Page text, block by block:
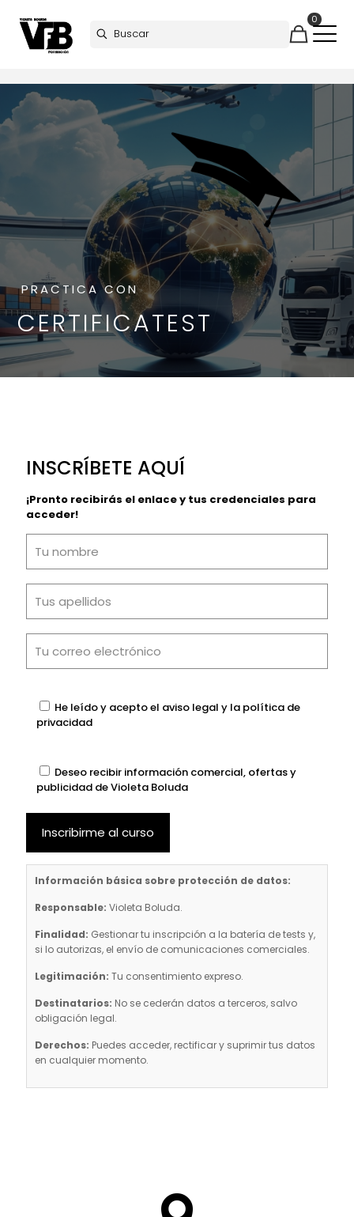
0
PRACTICA CON
CERTIFICATEST
INSCRÍBETE AQUÍ
¡Pronto recibirás el enlace y tus credenciales para
acceder!
He leído y acepto el aviso legal y la política de
privacidad
Deseo recibir información comercial, ofertas y
publicidad de Violeta Boluda
Información básica sobre protección de datos:
Responsable: Violeta Boluda.
Finalidad: Gestionar tu inscripción a la batería de tests y,
si lo autorizas, el envío de comunicaciones comerciales.
Legitimación: Tu consentimiento expreso.
Destinatarios: No se cederán datos a terceros, salvo
obligación legal.
Derechos: Puedes acceder, rectificar y suprimir tus datos
en cualquier momento.